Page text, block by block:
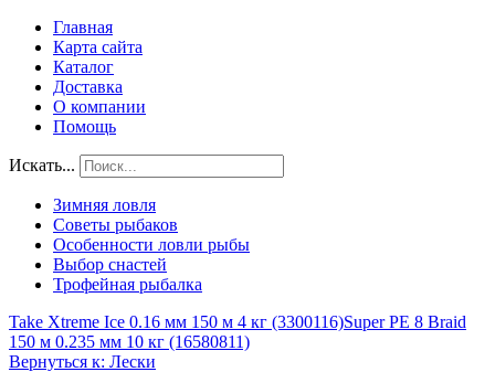
Главная
Карта сайта
Каталог
Доставка
О компании
Помощь
Искать...
Зимняя ловля
Советы рыбаков
Особенности ловли рыбы
Выбор снастей
Трофейная рыбалка
Take Xtreme Ice 0.16 мм 150 м 4 кг (3300116)Super PE 8 Braid
150 м 0.235 мм 10 кг (16580811)
Вернуться к: Лески